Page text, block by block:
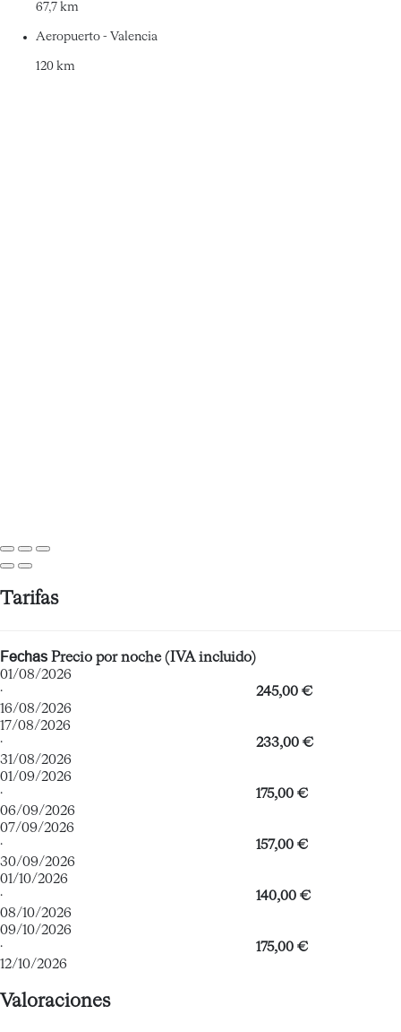
67,7 km
Aeropuerto - Valencia
120 km
Tarifas
Fechas Precio por noche (IVA incluido)
01/08/2026
·
16/08/2026
245,00 €
17/08/2026
·
31/08/2026
233,00 €
01/09/2026
·
06/09/2026
175,00 €
07/09/2026
·
30/09/2026
157,00 €
01/10/2026
·
08/10/2026
140,00 €
09/10/2026
·
12/10/2026
175,00 €
Valoraciones